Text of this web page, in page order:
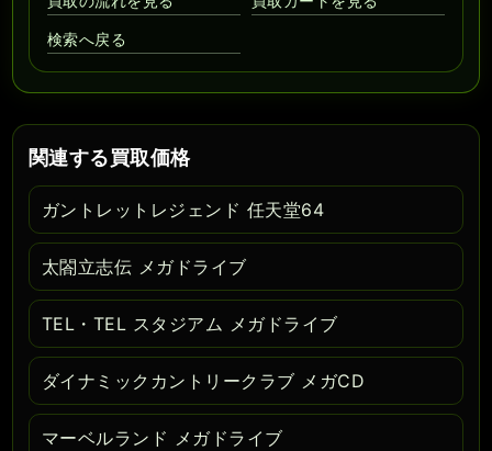
検索へ戻る
関連する買取価格
ガントレットレジェンド 任天堂64
太閤立志伝 メガドライブ
TEL・TEL スタジアム メガドライブ
ダイナミックカントリークラブ メガCD
マーベルランド メガドライブ